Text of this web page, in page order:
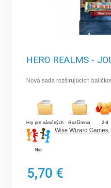
HERO REALMS -
Nová sada rozširujúcich
Hry pre náročných Rozšírenia 2-4
Nie
Wise Wizard Games,
5,70 €